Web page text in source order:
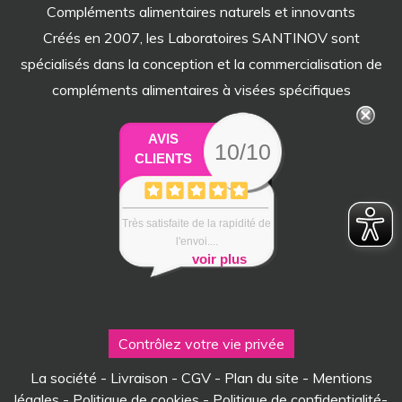
Compléments alimentaires naturels et innovants
Créés en 2007, les Laboratoires SANTINOV sont
spécialisés dans la conception et la commercialisation de
compléments alimentaires à visées spécifiques
AVIS
CLIENTS
10/10
Très satisfaite de la rapidité de
l'envoi....
voir plus
Contrôlez votre vie privée
La société - Livraison - CGV- Plan du site - Mentions